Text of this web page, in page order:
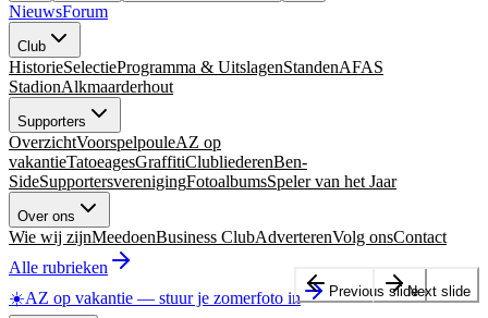
NieuwsForum
Club
HistorieSelectieProgramma & UitslagenStandenAFAS
StadionAlkmaarderhout
Supporters
OverzichtVoorspelpouleAZ op
vakantieTatoeagesGraffitiClubliederenBen-
SideSupportersverenigingFotoalbumsSpeler van het Jaar
Over ons
Wie wij zijnMeedoenBusiness ClubAdverterenVolg onsContact
Alle rubrieken
☀️AZ op vakantie — stuur je zomerfoto in Previous slideNext slide